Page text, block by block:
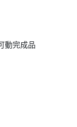
動完成品